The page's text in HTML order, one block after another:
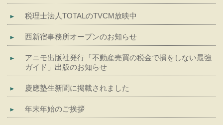
税理士法人TOTALのTVCM放映中
西新宿事務所オープンのお知らせ
アニモ出版社発行「不動産売買の税金で損をしない最強
ガイド」出版のお知らせ
慶應塾生新聞に掲載されました
年末年始のご挨拶